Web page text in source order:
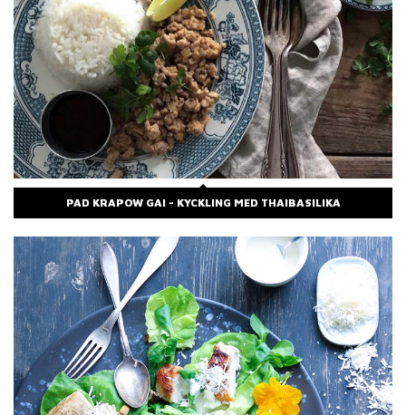
PAD KRAPOW GAI - KYCKLING MED THAIBASILIKA